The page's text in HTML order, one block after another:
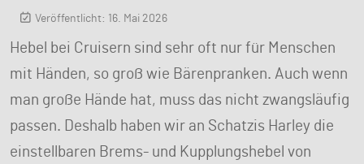
Veröffentlicht: 16. Mai 2026
Hebel bei Cruisern sind sehr oft nur für Menschen
mit Händen, so groß wie Bärenpranken. Auch wenn
man große Hände hat, muss das nicht zwangsläufig
passen. Deshalb haben wir an Schatzis Harley die
einstellbaren Brems- und Kupplungshebel von